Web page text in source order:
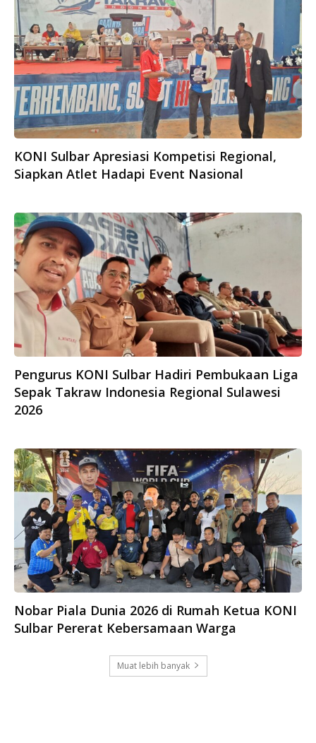
KONI Sulbar Apresiasi Kompetisi Regional,
Siapkan Atlet Hadapi Event Nasional
Pengurus KONI Sulbar Hadiri Pembukaan Liga
Sepak Takraw Indonesia Regional Sulawesi
2026
Nobar Piala Dunia 2026 di Rumah Ketua KONI
Sulbar Pererat Kebersamaan Warga
Muat lebih banyak